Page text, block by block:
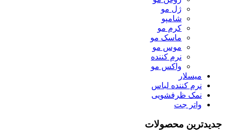
ژل مو
شامپو
کرم مو
ماسک مو
موس مو
نرم کننده
واکس مو
میسلار
نرم کننده لباس
نمک ظرفشویی
واتر جت
جدیدترین محصولات